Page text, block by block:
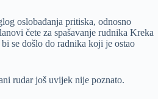
oslobađanja pritiska, odnosno
čete za spašavanje rudnika Kreka
se došlo do radnika koji je ostao
rudar još uvijek nije poznato.